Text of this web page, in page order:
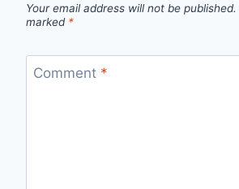
Your email address will not be published.
marked *
Comment *